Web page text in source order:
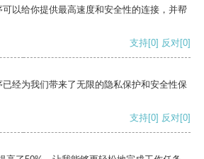
以给你提供最高速度和安全性的连接，并帮
支持[0] 反对[0]
经为我们带来了无限的隐私保护和安全性保
支持[0] 反对[0]